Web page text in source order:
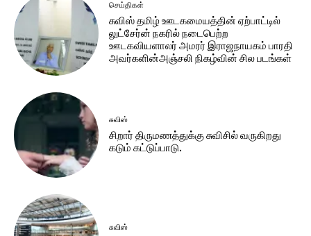
செய்திகள்
சுவிஸ் தமிழ் ஊடகமையத்தின் ஏற்பாட்டில்
லுட்சேர்ன் நகரில் நடைபெற்ற
ஊடகவியளாலர் அமரர் இராஜநாயகம் பாரதி
அவர்களின்அஞ்சலி நிகழ்வின் சில படங்கள்
சுவிஸ்
சிறார் திருமணத்துக்கு சுவிசில் வருகிறது
கடும் கட்டுப்பாடு.
சுவிஸ்